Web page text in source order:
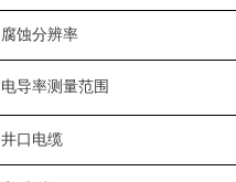
腐蚀分辨率
电导率测量范围
井口电缆